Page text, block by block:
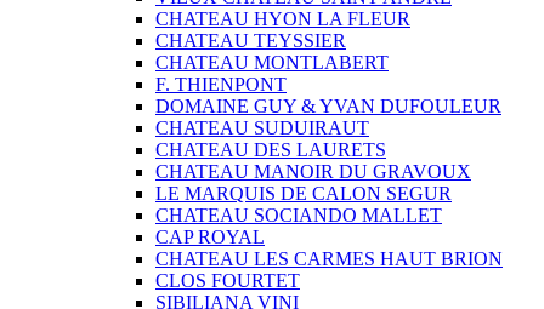
CHATEAU HYON LA FLEUR
CHATEAU TEYSSIER
CHATEAU MONTLABERT
F. THIENPONT
DOMAINE GUY & YVAN DUFOULEUR
CHATEAU SUDUIRAUT
CHATEAU DES LAURETS
CHATEAU MANOIR DU GRAVOUX
LE MARQUIS DE CALON SEGUR
CHATEAU SOCIANDO MALLET
CAP ROYAL
CHATEAU LES CARMES HAUT BRION
CLOS FOURTET
SIBILIANA VINI